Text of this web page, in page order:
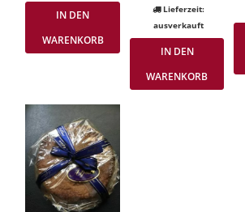
IN DEN
WARENKORB
Lieferzeit:
ausverkauft
IN DEN
WARENKORB